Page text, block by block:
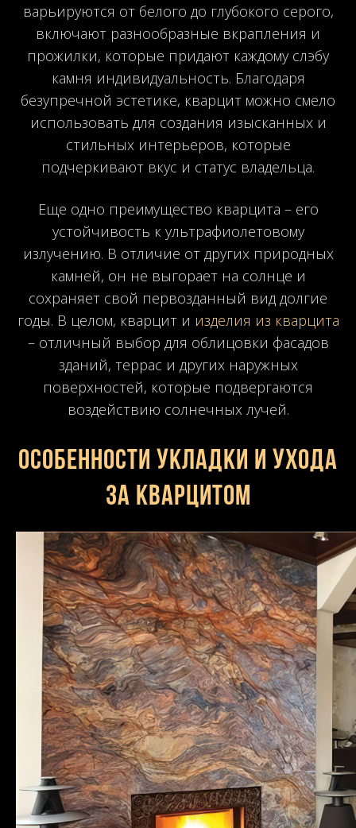
варьируются от белого до глубокого серого,
включают разнообразные вкрапления и
прожилки, которые придают каждому слэбу
камня индивидуальность. Благодаря
безупречной эстетике, кварцит можно смело
использовать для создания изысканных и
стильных интерьеров, которые
подчеркивают вкус и статус владельца.
Еще одно преимущество кварцита – его
устойчивость к ультрафиолетовому
излучению. В отличие от других природных
камней, он не выгорает на солнце и
сохраняет свой первозданный вид долгие
годы. В целом, кварцит и изделия из кварцита
– отличный выбор для облицовки фасадов
зданий, террас и других наружных
поверхностей, которые подвергаются
воздействию солнечных лучей.
Особенности укладки и ухода
за кварцитом